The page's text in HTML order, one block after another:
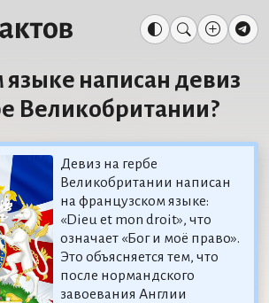
языке написан девиз
Великобритании?
Девиз на гербе
Великобритании написан
на французском языке:
«Dieu et mon droit», что
означает «Бог и моё право».
Это объясняется тем, что
после нормандского
завоевания Англии